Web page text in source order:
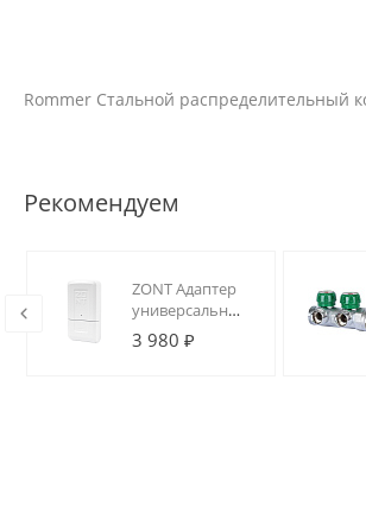
Rommer Стальной распределительный
Рекомендуем
ZONT Адаптер
универсальный
для
подключения
3 980 ₽